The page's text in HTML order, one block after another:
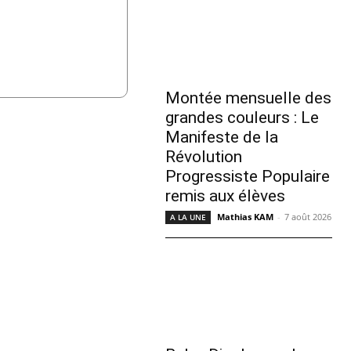
Montée mensuelle des
grandes couleurs : Le
Manifeste de la
Révolution
Progressiste Populaire
remis aux élèves
A LA UNE Mathias KAM - 7 août 2026